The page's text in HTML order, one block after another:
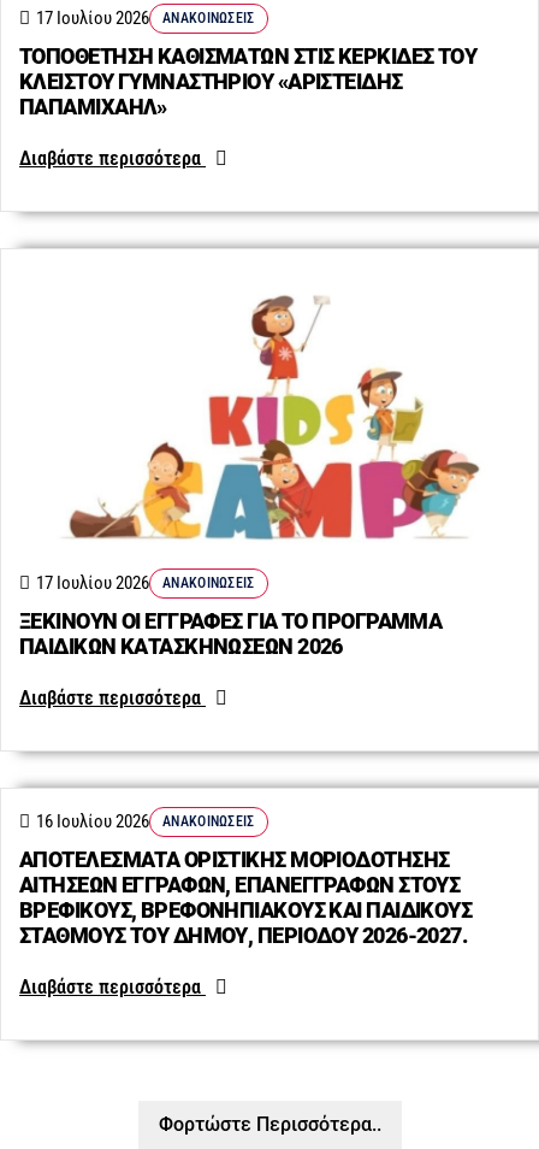
ΤΟΠΟΘΕΤΗΣΗ ΚΑΘΙΣΜΑΤΩΝ ΣΤΙΣ ΚΕΡΚΙΔΕΣ ΤΟΥ
ΚΛΕΙΣΤΟΥ ΓΥΜΝΑΣΤΗΡΙΟΥ «ΑΡΙΣΤΕΙΔΗΣ
ΠΑΠΑΜΙΧΑΗΛ»
17 Ιουλίου 2026 ΑΝΑΚΟΙΝΏΣΕΙΣ
Διαβάστε περισσότερα
ΞΕΚΙΝΟΥΝ ΟΙ ΕΓΓΡΑΦΕΣ ΓΙΑ ΤΟ ΠΡΟΓΡΑΜΜΑ
ΠΑΙΔΙΚΩΝ ΚΑΤΑΣΚΗΝΩΣΕΩΝ 2026
17 Ιουλίου 2026 ΑΝΑΚΟΙΝΏΣΕΙΣ
Διαβάστε περισσότερα
ΑΠΟΤΕΛΕΣΜΑΤΑ ΟΡΙΣΤΙΚΗΣ ΜΟΡΙΟΔΟΤΗΣΗΣ
ΑΙΤΗΣΕΩΝ ΕΓΓΡΑΦΩΝ, ΕΠΑΝΕΓΓΡΑΦΩΝ ΣΤΟΥΣ
ΒΡΕΦΙΚΟΥΣ, ΒΡΕΦΟΝΗΠΙΑΚΟΥΣ ΚΑΙ ΠΑΙΔΙΚΟΥΣ
ΣΤΑΘΜΟΥΣ ΤΟΥ ΔΗΜΟΥ, ΠΕΡΙΟΔΟΥ 2026-2027.
16 Ιουλίου 2026 ΑΝΑΚΟΙΝΏΣΕΙΣ
Διαβάστε περισσότερα
Φορτώστε Περισσότερα..